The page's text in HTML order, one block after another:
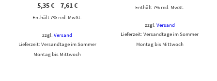
5,35€–7,61€
Enthält 7% red. MwSt.
zzgl.Versand
Lieferzeit: Versandtage im Sommer
Montag bis Mittwoch
Enthält 7% red. MwSt.
zzgl. Versand
Lieferzeit: Versandtage im Sommer
Montag bis Mittwoch